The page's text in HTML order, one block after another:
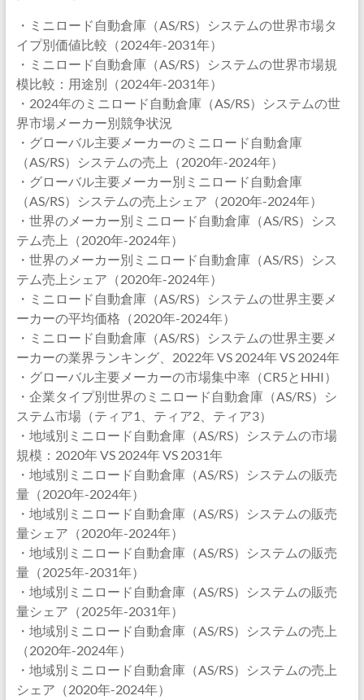
・ミニロード自動倉庫（AS/RS）システムの世界市場タ
イプ別価値比較（2024年-2031年）
・ミニロード自動倉庫（AS/RS）システムの世界市場規
模比較：用途別（2024年-2031年）
・2024年のミニロード自動倉庫（AS/RS）システムの世
界市場メーカー別競争状況
・グローバル主要メーカーのミニロード自動倉庫
（AS/RS）システムの売上（2020年-2024年）
・グローバル主要メーカー別ミニロード自動倉庫
（AS/RS）システムの売上シェア（2020年-2024年）
・世界のメーカー別ミニロード自動倉庫（AS/RS）シス
テム売上（2020年-2024年）
・世界のメーカー別ミニロード自動倉庫（AS/RS）シス
テム売上シェア（2020年-2024年）
・ミニロード自動倉庫（AS/RS）システムの世界主要メ
ーカーの平均価格（2020年-2024年）
・ミニロード自動倉庫（AS/RS）システムの世界主要メ
ーカーの業界ランキング、2022年 VS 2024年 VS 2024年
・グローバル主要メーカーの市場集中率（CR5とHHI）
・企業タイプ別世界のミニロード自動倉庫（AS/RS）シ
ステム市場（ティア1、ティア2、ティア3）
・地域別ミニロード自動倉庫（AS/RS）システムの市場
規模：2020年 VS 2024年 VS 2031年
・地域別ミニロード自動倉庫（AS/RS）システムの販売
量（2020年-2024年）
・地域別ミニロード自動倉庫（AS/RS）システムの販売
量シェア（2020年-2024年）
・地域別ミニロード自動倉庫（AS/RS）システムの販売
量（2025年-2031年）
・地域別ミニロード自動倉庫（AS/RS）システムの販売
量シェア（2025年-2031年）
・地域別ミニロード自動倉庫（AS/RS）システムの売上
（2020年-2024年）
・地域別ミニロード自動倉庫（AS/RS）システムの売上
シェア（2020年-2024年）